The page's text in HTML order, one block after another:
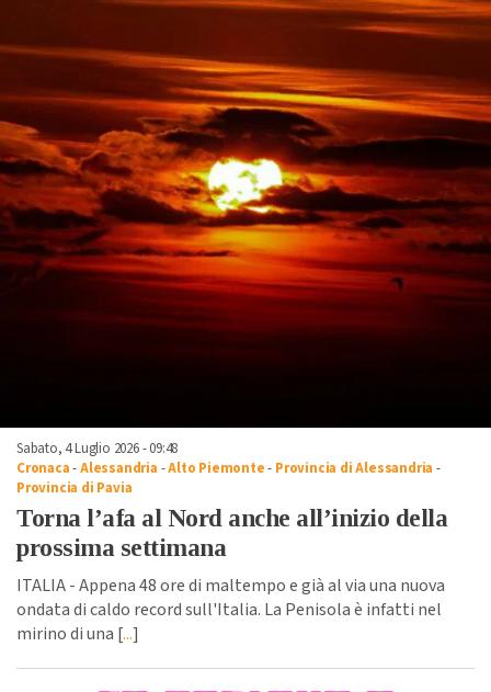
Sabato, 4 Luglio 2026 - 09:48
Cronaca-Alessandria -Alto Piemonte- Provincia di Alessandria -
Provincia di Pavia
Torna l’afa al Nord anche all’inizio della
prossima settimana
ITALIA - Appena 48 ore di maltempo e già al via una nuova
ondata di caldo record sull'Italia. La Penisola è infatti nel
mirino di una [...]